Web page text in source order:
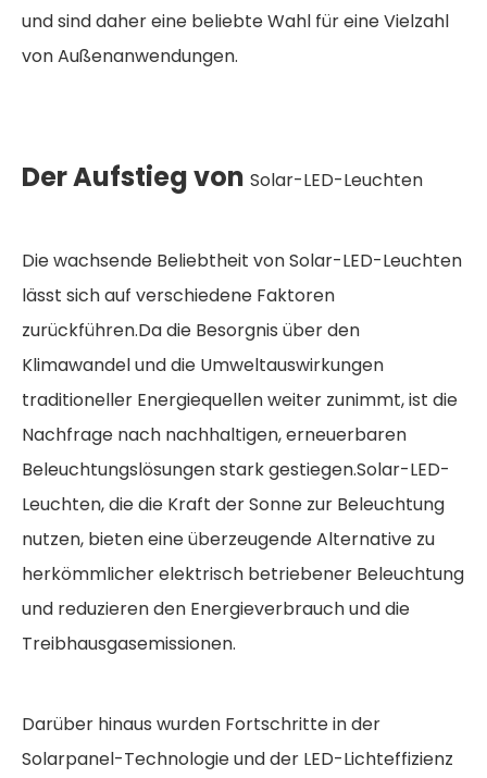
und sind daher eine beliebte Wahl für eine Vielzahl
von Außenanwendungen.
Der Aufstieg von Solar-LED-Leuchten
Die wachsende Beliebtheit von Solar-LED-Leuchten
lässt sich auf verschiedene Faktoren
zurückführen.Da die Besorgnis über den
Klimawandel und die Umweltauswirkungen
traditioneller Energiequellen weiter zunimmt, ist die
Nachfrage nach nachhaltigen, erneuerbaren
Beleuchtungslösungen stark gestiegen.Solar-LED-
Leuchten, die die Kraft der Sonne zur Beleuchtung
nutzen, bieten eine überzeugende Alternative zu
herkömmlicher elektrisch betriebener Beleuchtung
und reduzieren den Energieverbrauch und die
Treibhausgasemissionen.
Darüber hinaus wurden Fortschritte in der
Solarpanel-Technologie und der LED-Lichteffizienz